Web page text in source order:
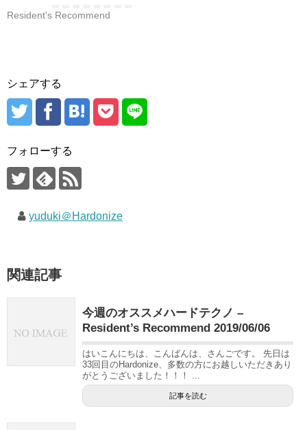
Resident's Recommend
シェアする
フォローする
yuduki＠Hardonize
関連記事
今週のオススメハードテクノ –
Resident’s Recommend 2019/06/06
はいこんにちは、こんばんは、さんごです。 先日は
33回目のHardonize、多数の方にお越しいただきあり
がとうございました！！！ ...
記事を読む